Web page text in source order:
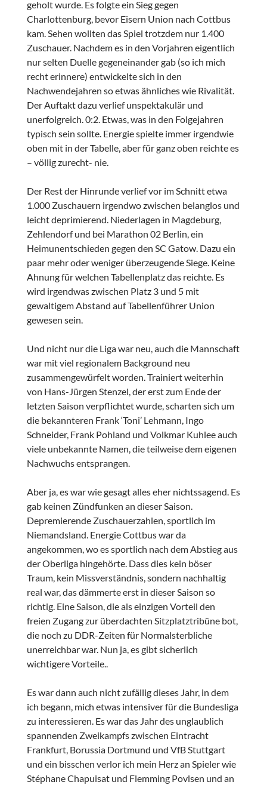
geholt wurde. Es folgte ein Sieg gegen
Charlottenburg, bevor Eisern Union nach Cottbus
kam. Sehen wollten das Spiel trotzdem nur 1.400
Zuschauer. Nachdem es in den Vorjahren eigentlich
nur selten Duelle gegeneinander gab (so ich mich
recht erinnere) entwickelte sich in den
Nachwendejahren so etwas ähnliches wie Rivalität.
Der Auftakt dazu verlief unspektakulär und
unerfolgreich. 0:2. Etwas, was in den Folgejahren
typisch sein sollte. Energie spielte immer irgendwie
oben mit in der Tabelle, aber für ganz oben reichte es
– völlig zurecht- nie.
Der Rest der Hinrunde verlief vor im Schnitt etwa
1.000 Zuschauern irgendwo zwischen belanglos und
leicht deprimierend. Niederlagen in Magdeburg,
Zehlendorf und bei Marathon 02 Berlin, ein
Heimunentschieden gegen den SC Gatow. Dazu ein
paar mehr oder weniger überzeugende Siege. Keine
Ahnung für welchen Tabellenplatz das reichte. Es
wird irgendwas zwischen Platz 3 und 5 mit
gewaltigem Abstand auf Tabellenführer Union
gewesen sein.
Und nicht nur die Liga war neu, auch die Mannschaft
war mit viel regionalem Background neu
zusammengewürfelt worden. Trainiert weiterhin
von Hans-Jürgen Stenzel, der erst zum Ende der
letzten Saison verpflichtet wurde, scharten sich um
die bekannteren Frank ‘Toni’ Lehmann, Ingo
Schneider, Frank Pohland und Volkmar Kuhlee auch
viele unbekannte Namen, die teilweise dem eigenen
Nachwuchs entsprangen.
Aber ja, es war wie gesagt alles eher nichtssagend. Es
gab keinen Zündfunken an dieser Saison.
Depremierende Zuschauerzahlen, sportlich im
Niemandsland. Energie Cottbus war da
angekommen, wo es sportlich nach dem Abstieg aus
der Oberliga hingehörte. Dass dies kein böser
Traum, kein Missverständnis, sondern nachhaltig
real war, das dämmerte erst in dieser Saison so
richtig. Eine Saison, die als einzigen Vorteil den
freien Zugang zur überdachten Sitzplatztribüne bot,
die noch zu DDR-Zeiten für Normalsterbliche
unerreichbar war. Nun ja, es gibt sicherlich
wichtigere Vorteile..
Es war dann auch nicht zufällig dieses Jahr, in dem
ich begann, mich etwas intensiver für die Bundesliga
zu interessieren. Es war das Jahr des unglaublich
spannenden Zweikampfs zwischen Eintracht
Frankfurt, Borussia Dortmund und VfB Stuttgart
und ein bisschen verlor ich mein Herz an Spieler wie
Stéphane Chapuisat und Flemming Povlsen und an